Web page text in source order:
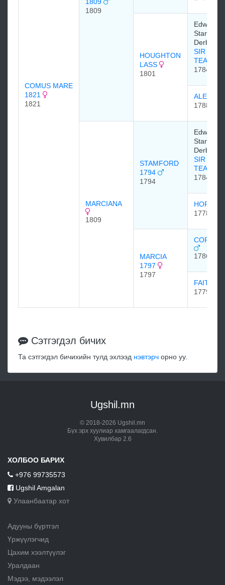
COMUS MARE
1821
1821
1809
1809
HOUGHTON
LASS
1801
Edward
Stanley,
Derby
SIR
TEAZLE
1784
1788
MARCIANA
1809
STAMFORD
1794
1794
Edward
Stanley,
Derby
SIR
TEAZLE
1784
1778
MARCIA
1797
1797
1786
FAITH
1779
Сэтгэгдэл бичих
Та сэтгэгдэл бичихийн тулд эхлээд нэвтэрч орно уу.
Ugshil.mn
© 2018-2026 Ugshil.mn
Бүх эрх хуулиар хамгаалагдсан.
Хувилбар 2.6
ХОЛБОО БАРИХ
+976 99735573
Ugshil Amgalan
Улаанбаатар хот
Адууны бүртгэл
Үржүүлэгчид
Цахим хээлтүүлэг
Уралдаан
Мэдээ, мэдээлэл